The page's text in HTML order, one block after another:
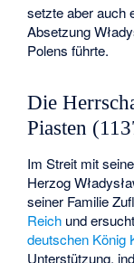
setzte aber auch
Absetzung
Polens führte.
Die
Piasten
Im Streit mit
Herzog
seiner Familie
Reich und
deutschen König
Unterstützung,